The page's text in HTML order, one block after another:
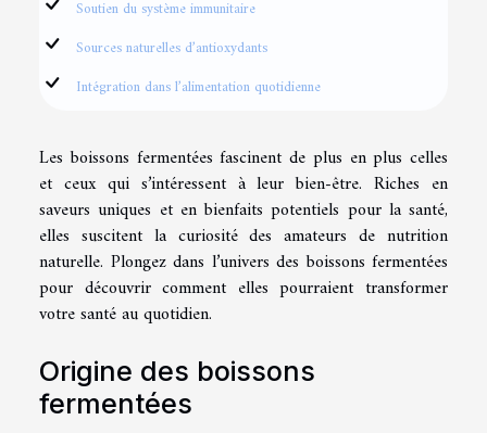
Soutien du système immunitaire
Sources naturelles d’antioxydants
Intégration dans l’alimentation quotidienne
Les boissons fermentées fascinent de plus en plus celles
et ceux qui s’intéressent à leur bien-être. Riches en
saveurs uniques et en bienfaits potentiels pour la santé,
elles suscitent la curiosité des amateurs de nutrition
naturelle. Plongez dans l’univers des boissons fermentées
pour découvrir comment elles pourraient transformer
votre santé au quotidien.
Origine des boissons
fermentées